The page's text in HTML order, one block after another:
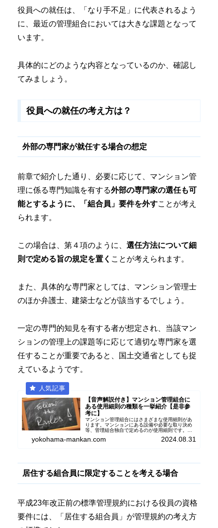
役員への就任は、「なり手不足」に代表されるよう
に、最近の管理組合においては大きな課題となって
います。
具体的にどのような内容となっているのか、確認し
てみましょう。
役員への就任の考え方は？
外部の専門家が就任する場合の想定
前章で紹介した通り、必要に応じて、マンション管
理に係る専門知識を有する外部の専門家の選任も可
能とするように、「組合員」要件を外すことが考え
られます。
この場合は、第４項のように、 選任方法について細
則で定める旨の規定を置く ことが考えられます。
また、具体的な専門家としては、マンション管理士
のほか弁護士、建築士などが該当するでしょう。
一定の専門的知見を有する者が想定され、当該マン
ションの管理上の課題等に応じて適切な専門家を選
任することが重要であると、国土交通省としても捉
えているようです。
【音声解説付き】マンション管理組合に
ある使用細則の種類を一挙紹介【是非参
考に】
マンション管理組合にはさまざまな使用細則があ
ります。マンションにある設備や必要な取り決め
等、管理組合独自で定めるのが使用細則です。今
心に、それぞれの細則で記載すべき内容も紹介し
yokohama-mankan.com 2024.08.31
居住する組合員に限定することを考える場合
平成23年改正前の標準管理規約における役員の資格
要件には、「居住する組合員」が管理規約の考え方